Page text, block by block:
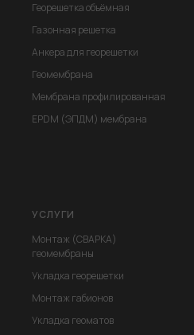
Георешетка объёмная
Газонная решетка
Анкера для георешетки
Геомембрана
Мембрана профилированная
EPDM (ЭПДМ) мембрана
УСЛУГИ
Монтаж (СВАРКА)
геомембраны
Укладка георешетки
Монтаж габионов
Укладка геоматов